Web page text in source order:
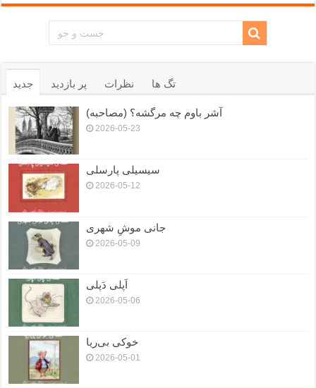
جدید پر بازدید نظرات تگ ها
آشر باوم چه مرگشه؟ (مصاحبه)
2026-05-23
سیسیلی پارسلی
2026-05-12
جانی موشِ شهری
2026-05-09
اَپلی دَپلی
2026-05-06
خوکی بی‌ریا
2026-05-01